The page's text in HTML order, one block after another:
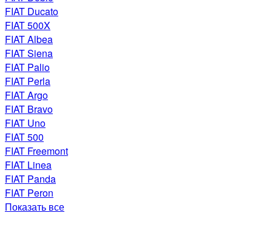
FIAT Ducato
FIAT 500X
FIAT Albea
FIAT Siena
FIAT Palio
FIAT Perla
FIAT Argo
FIAT Bravo
FIAT Uno
FIAT 500
FIAT Freemont
FIAT Linea
FIAT Panda
FIAT Peron
Показать все